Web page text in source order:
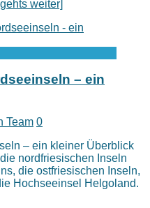
weiter]
– ein
Team 0
– ein kleiner Überblick
nordfriesischen Inseln
die ostfriesischen Inseln,
Hochseeinsel Helgoland.